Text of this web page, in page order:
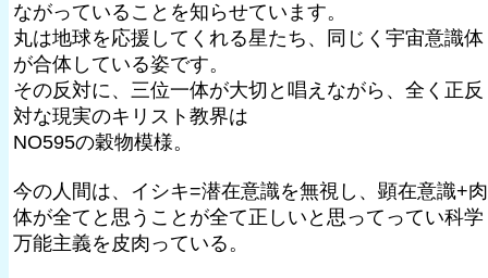
ながっていることを知らせています。
丸は地球を応援してくれる星たち、同じく宇宙意識体
が合体している姿です。
その反対に、三位一体が大切と唱えながら、全く正反
対な現実のキリスト教界は
NO595の穀物模様。
今の人間は、イシキ=潜在意識を無視し、顕在意識+肉
体が全てと思うことが全て正しいと思ってってい科学
万能主義を皮肉っている。